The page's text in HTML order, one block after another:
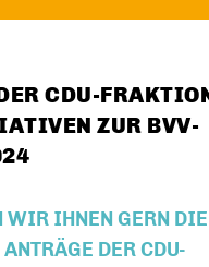
CDU-
ZUR BVV-
WIR IHNEN GERN DIE
DER CDU-